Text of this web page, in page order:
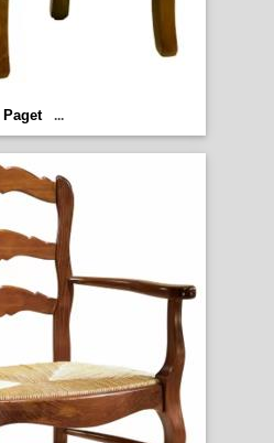
Paget ...